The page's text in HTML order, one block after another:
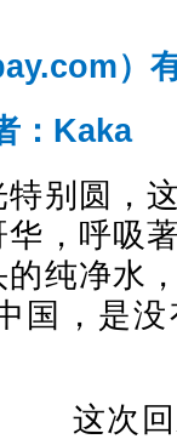
）
：Kaka
别圆，这
，呼吸
纯净水
国，是
这次回